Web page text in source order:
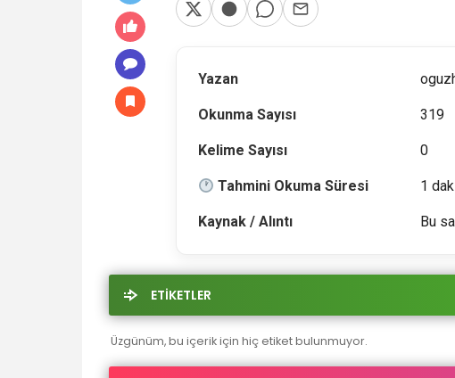
Yazan
Okunma Sayısı 319
Kelime Sayısı 0
Tahmini Okuma Süresi 1
Kaynak / Alıntı Bu
ETİKETLER
Üzgünüm, bu içerik için hiç etiket bulunmuyor.